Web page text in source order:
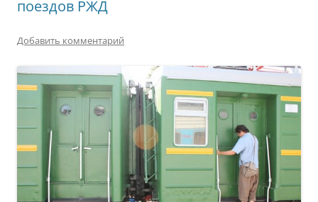
поездов РЖД
Добавить комментарий